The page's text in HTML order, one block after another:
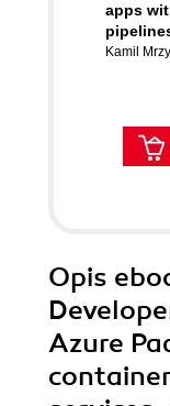
apps
Kamil
Opis
Azure